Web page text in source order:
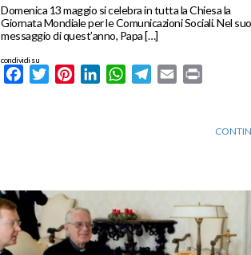
Domenica 13 maggio si celebra in tutta la Chiesa la
Giornata Mondiale per le Comunicazioni Sociali. Nel suo
messaggio di quest’anno, Papa […]
condividi su
FacebookTwitterPinterestLinkedInWhatsApp
Telegram
Email